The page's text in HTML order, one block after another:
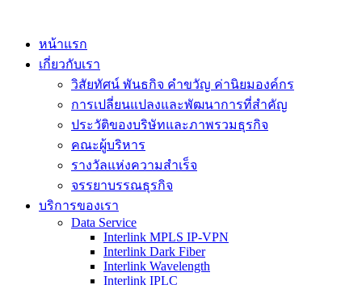
หน้าแรก
เกี่ยวกับเรา
วิสัยทัศน์ พันธกิจ คำขวัญ ค่านิยมองค์กร
การเปลี่ยนแปลงและพัฒนาการที่สำคัญ
ประวัติของบริษัทและภาพรวมธุรกิจ
คณะผู้บริหาร
รางวัลแห่งความสำเร็จ
จรรยาบรรณธุรกิจ
บริการของเรา
Data Service
Interlink MPLS IP-VPN
Interlink Dark Fiber
Interlink Wavelength
Interlink IPLC